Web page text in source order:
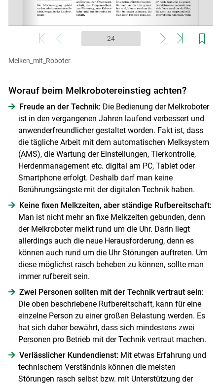
Skip to main content
Melken_mit_Roboter
Worauf beim Melkrobotereinstieg achten?
Freude an der Technik: Die Bedienung der Melkroboter
ist in den vergangenen Jahren laufend verbessert und
anwenderfreundlicher gestaltet worden. Fakt ist, dass
die tägliche Arbeit mit dem automatischen Melksystem
(AMS), die Wartung der Einstellungen, Tierkontrolle,
Herdenmanagement etc. digital am PC, Tablet oder
Smartphone erfolgt. Deshalb darf man keine
Berührungsängste mit der digitalen Technik haben.
Keine fixen Melkzeiten, aber ständige Rufbereitschaft:
Man ist nicht mehr an fixe Melkzeiten gebunden, denn
der Melkroboter melkt rund um die Uhr. Darin liegt
allerdings auch die neue Herausforderung, denn es
können auch rund um die Uhr Störungen auftreten. Um
diese möglichst rasch beheben zu können, sollte man
immer rufbereit sein.
Zwei Personen sollten mit der Technik vertraut sein:
Die oben beschriebene Rufbereitschaft, kann für eine
einzelne Person zu einer großen Belastung werden. Es
hat sich daher bewährt, dass sich mindestens zwei
Personen pro Betrieb mit der Technik vertraut machen.
Verlässlicher Kundendienst:Mit etwas Erfahrung und
technischem Verständnis können die meisten
Störungen rasch selbst bzw. mit Unterstützung der